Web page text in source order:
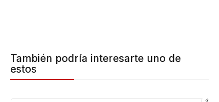
También podría interesarte uno de
estos